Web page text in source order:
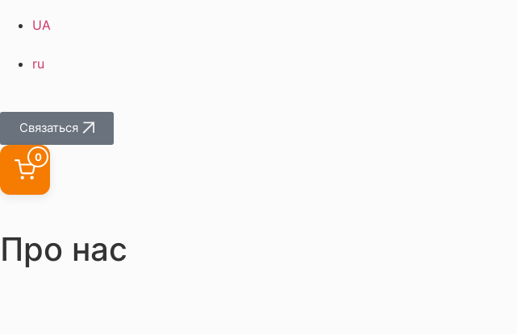
UA
ru
Связаться
0
Про нас